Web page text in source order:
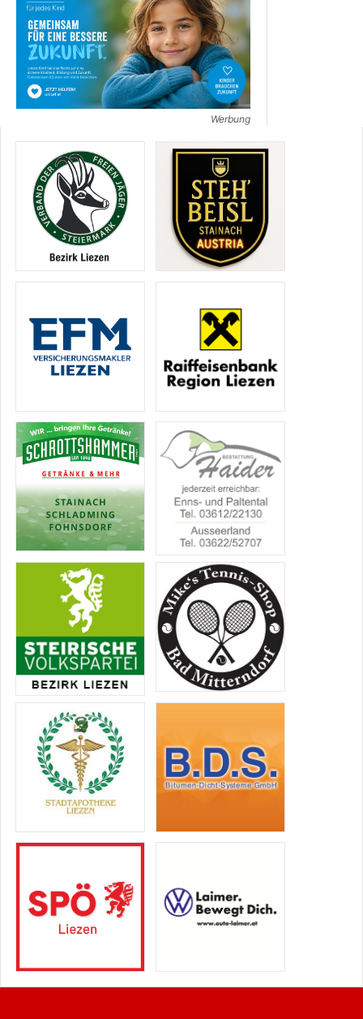
Werbung